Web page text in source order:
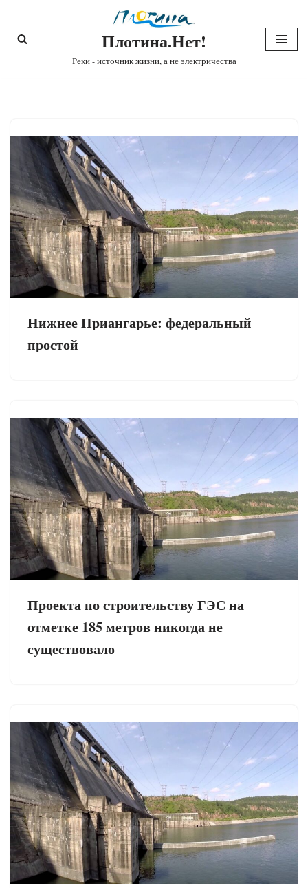
Перейти
Плотина.Нет!
Реки - источник жизни, а не электричества
Нижнее Приангарье: федеральный
простой
Проекта по строительству ГЭС на
отметке 185 метров никогда не
существовало